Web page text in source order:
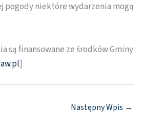
pogody niektóre wydarzenia mogą
są finansowane ze środków Gminy
]
Następny Wpis →